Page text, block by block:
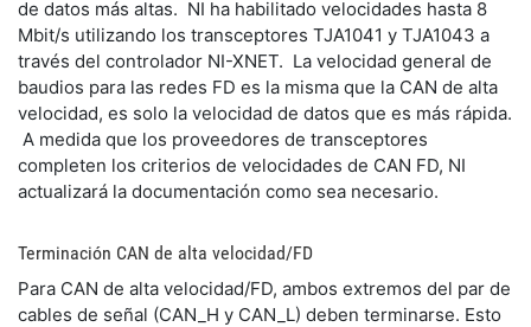
de datos más altas. NI ha habilitado velocidades hasta 8
Mbit/s utilizando los transceptores TJA1041 y TJA1043 a
través del controlador NI-XNET. La velocidad general de
baudios para las redes FD es la misma que la CAN de alta
velocidad, es solo la velocidad de datos que es más rápida.
A medida que los proveedores de transceptores
completen los criterios de velocidades de CAN FD, NI
actualizará la documentación como sea necesario.
Terminación CAN de alta velocidad/FD
Para CAN de alta velocidad/FD, ambos extremos del par de
cables de señal (CAN_H y CAN_L) deben terminarse. Esto